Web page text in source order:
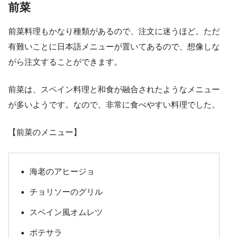
前菜
前菜料理もかなり種類があるので、注文に迷うほど。ただ
有難いことに日本語メニューが置いてあるので、想像しな
がら注文することができます。
前菜は、スペイン料理と和食が融合されたようなメニュー
が多いようです。なので、非常に食べやすい料理でした。
【前菜のメニュー】
海老のアヒージョ
チョリソーのグリル
スペイン風オムレツ
ポテサラ